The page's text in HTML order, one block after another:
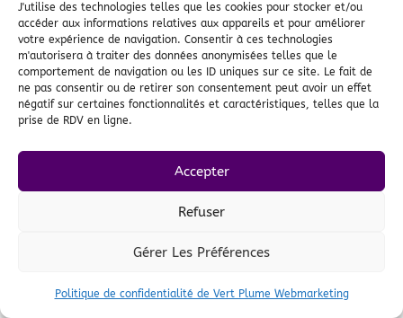
J'utilise des technologies telles que les cookies pour stocker et/ou
accéder aux informations relatives aux appareils et pour améliorer
votre expérience de navigation. Consentir à ces technologies
m'autorisera à traiter des données anonymisées telles que le
comportement de navigation ou les ID uniques sur ce site. Le fait de
ne pas consentir ou de retirer son consentement peut avoir un effet
négatif sur certaines fonctionnalités et caractéristiques, telles que la
prise de RDV en ligne.
Accepter
Refuser
Gérer Les Préférences
Politique de confidentialité de Vert Plume Webmarketing
Consulter les derniers articles
webmarketing :